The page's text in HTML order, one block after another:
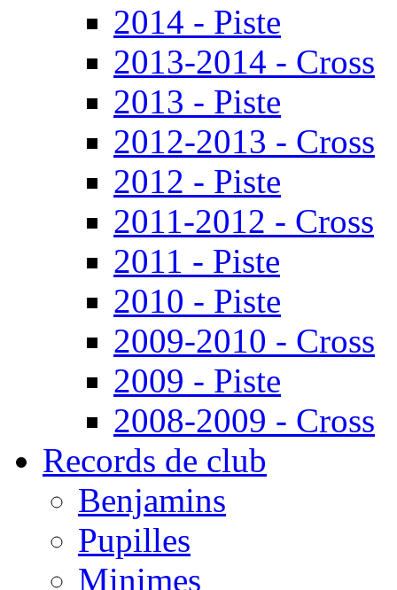
2014 - Piste
2013-2014 - Cross
2013 - Piste
2012-2013 - Cross
2012 - Piste
2011-2012 - Cross
2011 - Piste
2010 - Piste
2009-2010 - Cross
2009 - Piste
2008-2009 - Cross
Records de club
Benjamins
Pupilles
Minimes